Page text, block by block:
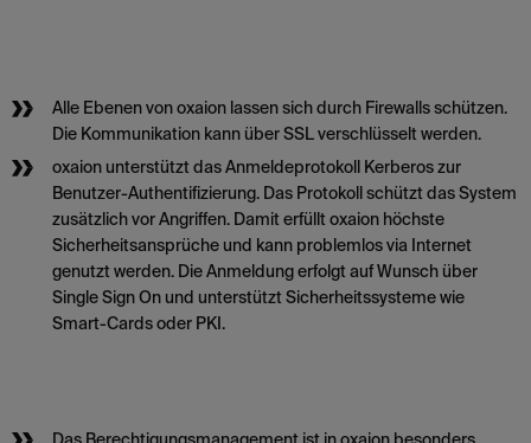
Alle Ebenen von oxaion lassen sich durch Firewalls schützen.
Die Kommunikation kann über SSL verschlüsselt werden.
oxaion unterstützt das Anmeldeprotokoll Kerberos zur
Benutzer-Authentifizierung. Das Protokoll schützt das System
zusätzlich vor Angriffen. Damit erfüllt oxaion höchste
Sicherheitsansprüche und kann problemlos via Internet
genutzt werden. Die Anmeldung erfolgt auf Wunsch über
Single Sign On und unterstützt Sicherheitssysteme wie
Smart-Cards oder PKI.